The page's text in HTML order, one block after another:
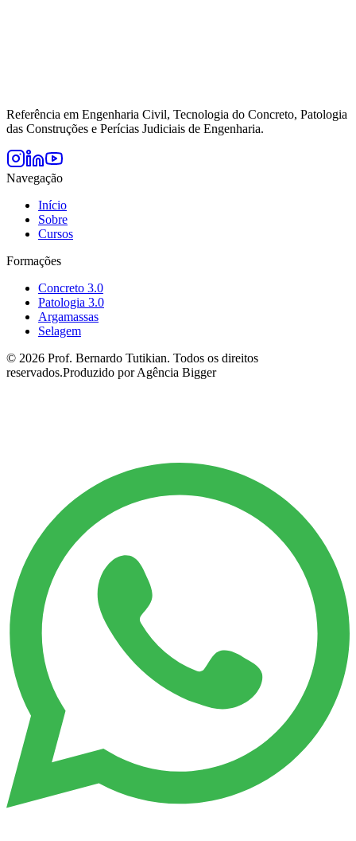
Referência em Engenharia Civil, Tecnologia do Concreto, Patologia
das Construções e Perícias Judiciais de Engenharia.
Navegação
Início
Sobre
Cursos
Formações
Concreto 3.0
Patologia 3.0
Argamassas
Selagem
© 2026 Prof. Bernardo Tutikian. Todos os direitos
reservados.Produzido por Agência Bigger